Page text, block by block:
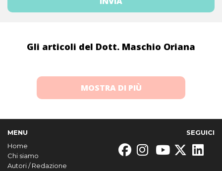
Gli articoli del Dott. Maschio Oriana
MOSTRA DI PIÙ
MENU
Home
Chi siamo
Autori / Redazione
SEGUICI